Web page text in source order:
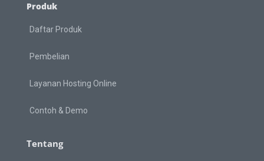
Produk
Daftar Produk
Pembelian
Layanan Hosting Online
Contoh & Demo
Tentang